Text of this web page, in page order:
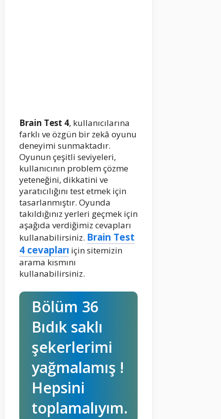
Brain Test 4, kullanıcılarına
farklı ve özgün bir zekâ oyunu
deneyimi sunmaktadır.
Oyunun çeşitli seviyeleri,
kullanıcının problem çözme
yeteneğini, dikkatini ve
yaratıcılığını test etmek için
tasarlanmıştır. Oyunda
takıldığınız yerleri geçmek için
aşağıda verdiğimiz cevapları
kullanabilirsiniz. Brain Test
4 cevapları için sitemizin
arama kısmını
kullanabilirsiniz.
Bölüm 36
Bıdık saklı
şekerlerimi
yağmalamış !
Hepsini
toplamalıyım.